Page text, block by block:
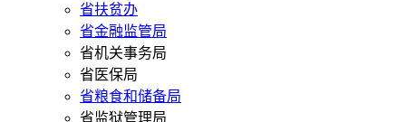
省扶贫办
省金融监管局
省机关事务局
省医保局
省粮食和储备局
省监狱管理局